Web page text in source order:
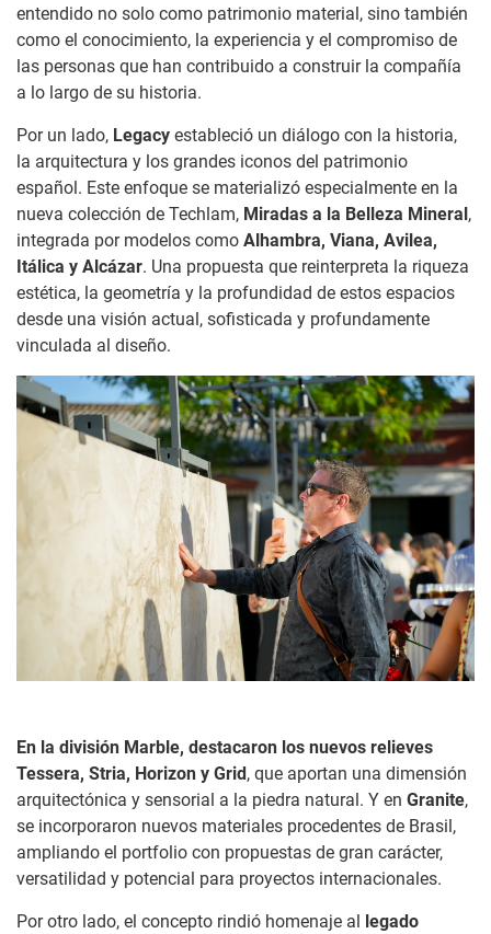
entendido no solo como patrimonio material, sino también
como el conocimiento, la experiencia y el compromiso de
las personas que han contribuido a construir la compañía
a lo largo de su historia.
Por un lado, Legacy estableció un diálogo con la historia,
la arquitectura y los grandes iconos del patrimonio
español. Este enfoque se materializó especialmente en la
nueva colección de Techlam, Miradas a la Belleza Mineral ,
integrada por modelos como Alhambra, Viana, Avilea,
Itálica y Alcázar. Una propuesta que reinterpreta la riqueza
estética, la geometría y la profundidad de estos espacios
desde una visión actual, sofisticada y profundamente
vinculada al diseño.
En la división Marble, destacaron los nuevos relieves
Tessera, Stria, Horizon y Grid , que aportan una dimensión
arquitectónica y sensorial a la piedra natural. Y en Granite,
se incorporaron nuevos materiales procedentes de Brasil,
ampliando el portfolio con propuestas de gran carácter,
versatilidad y potencial para proyectos internacionales.
Por otro lado, el concepto rindió homenaje al
legado